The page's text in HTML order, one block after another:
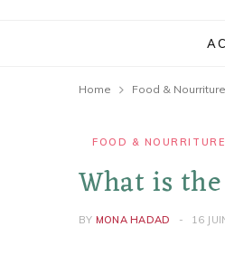
Home Food & Nourriture
FOOD & NOURRITURE
What is
BY MONA HADAD 16